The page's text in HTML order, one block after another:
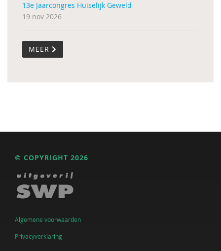
13e Jaarcongres Huiselijk Geweld
19 nov 2026
MEER
© COPYRIGHT 2026
Algemene voorwaarden
Privacyverklaring